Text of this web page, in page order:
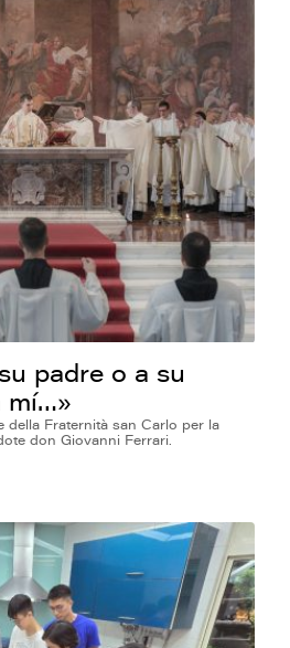
padre o a su
mí…»
della Fraternità san Carlo per la
don Giovanni Ferrari.